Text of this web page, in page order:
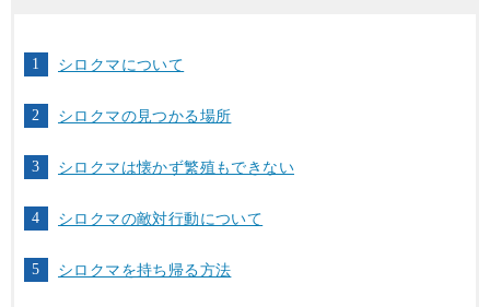
シロクマについて
シロクマの見つかる場所
シロクマは懐かず繁殖もできない
シロクマの敵対行動について
シロクマを持ち帰る方法